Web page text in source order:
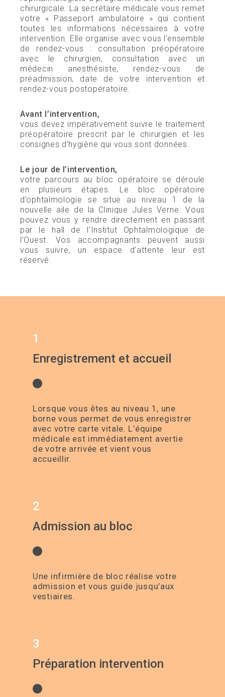
chirurgicale. La secrétaire médicale vous remet
votre « Passeport ambulatoire » qui contient
toutes les informations nécessaires à votre
intervention. Elle organise avec vous l’ensemble
de rendez-vous : consultation préopératoire
avec le chirurgien, consultation avec un
médecin anesthésiste, rendez-vous de
préadmission, date de votre intervention et
rendez-vous postopératoire.
Avant l’intervention,
vous devez impérativement suivre le traitement
préopératoire prescrit par le chirurgien et les
consignes d’hygiène qui vous sont données.
Le jour de l’intervention,
votre parcours au bloc opératoire se déroule
en plusieurs étapes. Le bloc opératoire
d’ophtalmologie se situe au niveau 1 de la
nouvelle aile de la Clinique Jules Verne. Vous
pouvez vous y rendre directement en passant
par le hall de l’Institut Ophtalmologique de
l’Ouest. Vos accompagnants peuvent aussi
vous suivre, un espace d’attente leur est
réservé.
1
Enregistrement et accueil
Lorsque vous êtes au niveau 1, une
borne vous permet de vous enregistrer
avec votre carte vitale. L’équipe
médicale est immédiatement avertie
de votre arrivée et vient vous
accueillir.
2
Admission au bloc
Une infirmière de bloc réalise votre
admission et vous guide jusqu’aux
vestiaires.
3
Préparation intervention